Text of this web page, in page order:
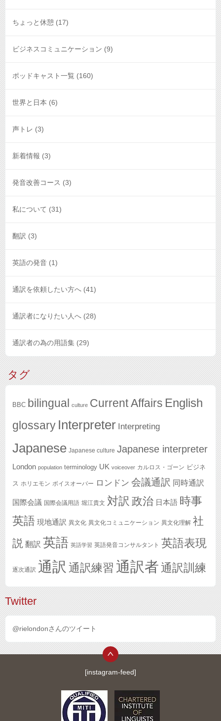
ちょっと休憩 (17)
ビジネスコミュニケーション (9)
ポッドキャスト一覧 (160)
世界と日本 (6)
声トレ (3)
新着情報 (3)
発音改善コース (3)
私について (31)
翻訳 (3)
英語の発音 (1)
通訳を依頼したい方へ (41)
通訳者になりたい人へ (28)
通訳者の為の用語集 (29)
タグ
BBC bilingual culture Current Affairs English
glossary Interpreter Interpreting
Japanese Japanese culture Japanese interpreter
London population terminology UK voiceover カルロス・ゴーン ビジネ
ス ホリエモン ボイスオーバー ロンドン 会議通訳 同時通訳
国際会議 国際会議用語 堀江貴文 対訳 政治 日本語 時事
英語 現地通訳 異文化 異文化コミュニケーション 異文化理解 社
説 翻訳 英語 英語学習 英語発音コンサルタント 英語表現
逐次通訳 通訳 通訳練習 通訳者 通訳訓練
Twitter
@rielondonさんのツイート
[instagram-feed]